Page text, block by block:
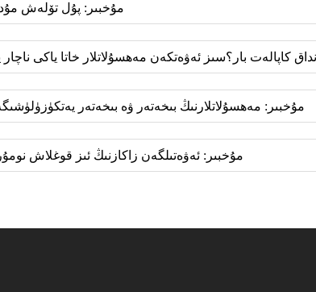
مۇخبىر: پۇل تۆلەش
كاپالەت بار؟سىز ئەۋەتكەن مەھسۇلاتلار خاتا ياكى ناچار
مۇخبىر: مەھسۇلاتلارنىڭ بىخەتەر ۋە بىخەتەر
مۇخبىر: ئەۋەتىلگەن زاكازنىڭ ئىز قوغلاش